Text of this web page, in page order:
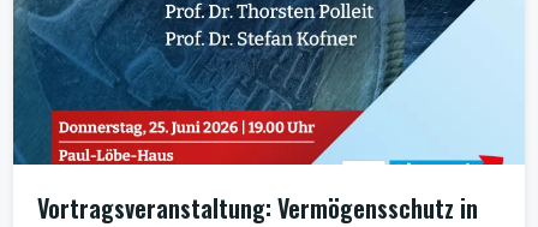
Vortragsveranstaltung: Vermögensschutz in